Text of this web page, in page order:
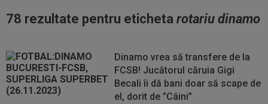
78 rezultate pentru eticheta rotariu dinamo
Dinamo vrea să transfere de la
FCSB! Jucătorul căruia Gigi
Becali îi dă bani doar să scape de
el, dorit de ”Câini”